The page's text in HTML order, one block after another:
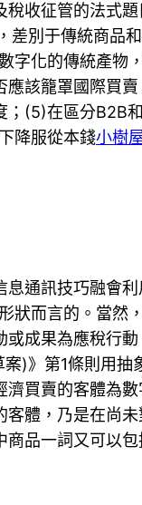
收征管的法式
別于傳統商品
化的傳統產
該籠罩國際買
(5)在區分
降服從本錢小樹
通訊技巧融會
而言的。當然
成果為應稅行
)》第1條則用
買賣的客體為
體，乃是在尚
品一詞又可以